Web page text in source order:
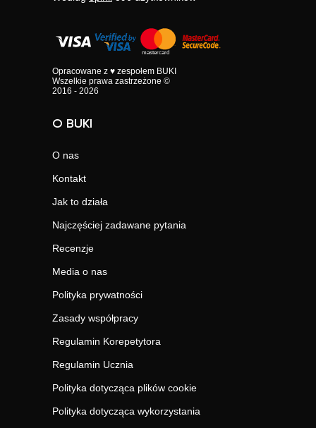
Opracowane z ♥ zespołem BUKI
Wszelkie prawa zastrzeżone ©
2016 - 2026
O BUKI
O nas
Kontakt
Jak to działa
Najczęściej zadawane pytania
Recenzje
Media o nas
Polityka prywatności
Zasady współpracy
Regulamin Korepetytora
Regulamin Ucznia
Polityka dotycząca plików cookie
Polityka dotycząca wykorzystania